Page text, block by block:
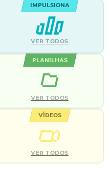
IMPULSIONA
VER TODOS
PLANILHAS
VER TODOS
VÍDEOS
VER TODOS